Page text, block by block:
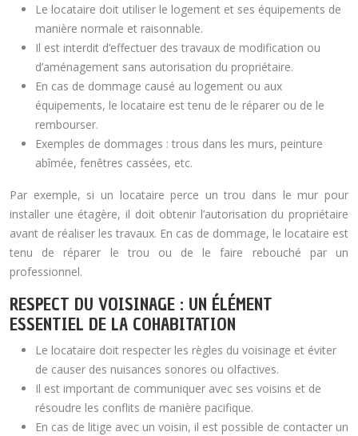
Le locataire doit utiliser le logement et ses équipements de
manière normale et raisonnable.
Il est interdit d’effectuer des travaux de modification ou
d’aménagement sans autorisation du propriétaire.
En cas de dommage causé au logement ou aux
équipements, le locataire est tenu de le réparer ou de le
rembourser.
Exemples de dommages : trous dans les murs, peinture
abîmée, fenêtres cassées, etc.
Par exemple, si un locataire perce un trou dans le mur pour
installer une étagère, il doit obtenir l’autorisation du propriétaire
avant de réaliser les travaux. En cas de dommage, le locataire est
tenu de réparer le trou ou de le faire rebouché par un
professionnel.
RESPECT DU VOISINAGE : UN ÉLÉMENT
ESSENTIEL DE LA COHABITATION
Le locataire doit respecter les règles du voisinage et éviter
de causer des nuisances sonores ou olfactives.
Il est important de communiquer avec ses voisins et de
résoudre les conflits de manière pacifique.
En cas de litige avec un voisin, il est possible de contacter un